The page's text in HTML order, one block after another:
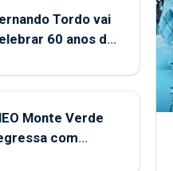
Tordo vai
60 anos de
Monte Verde
com